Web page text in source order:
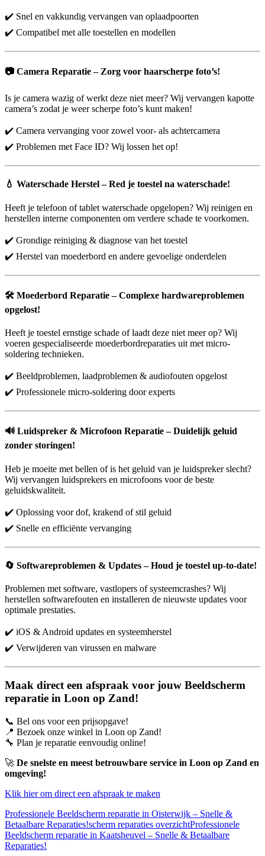
✔️ Snel en vakkundig vervangen van oplaadpoorten
✔️ Compatibel met alle toestellen en modellen
📷 Camera Reparatie – Zorg voor haarscherpe foto’s!
Is je camera wazig of werkt deze niet meer? Wij vervangen kapotte
camera’s zodat je weer scherpe foto’s kunt maken!
✔️ Camera vervanging voor zowel voor- als achtercamera
✔️ Problemen met Face ID? Wij lossen het op!
💧 Waterschade Herstel – Red je toestel na waterschade!
Heeft je telefoon of tablet waterschade opgelopen? Wij reinigen en
herstellen interne componenten om verdere schade te voorkomen.
✔️ Grondige reiniging & diagnose van het toestel
✔️ Herstel van moederbord en andere gevoelige onderdelen
🛠️ Moederbord Reparatie – Complexe hardwareproblemen
opgelost!
Heeft je toestel ernstige schade of laadt deze niet meer op? Wij
voeren gespecialiseerde moederbordreparaties uit met micro-
soldering technieken.
✔️ Beeldproblemen, laadproblemen & audiofouten opgelost
✔️ Professionele micro-soldering door experts
🔊 Luidspreker & Microfoon Reparatie – Duidelijk geluid
zonder storingen!
Heb je moeite met bellen of is het geluid van je luidspreker slecht?
Wij vervangen luidsprekers en microfoons voor de beste
geluidskwaliteit.
✔️ Oplossing voor dof, krakend of stil geluid
✔️ Snelle en efficiënte vervanging
🔄 Softwareproblemen & Updates – Houd je toestel up-to-date!
Problemen met software, vastlopers of systeemcrashes? Wij
herstellen softwarefouten en installeren de nieuwste updates voor
optimale prestaties.
✔️ iOS & Android updates en systeemherstel
✔️ Verwijderen van virussen en malware
Maak direct een afspraak voor jouw Beeldscherm
reparatie in Loon op Zand!
📞 Bel ons voor een prijsopgave!
📍 Bezoek onze winkel in Loon op Zand!
🔧 Plan je reparatie eenvoudig online!
🚀 De snelste en meest betrouwbare service in Loon op Zand en
omgeving!
Klik hier om direct een afspraak te maken
Professionele Beeldscherm reparatie in Oisterwijk – Snelle &
Betaalbare Reparaties!scherm reparaties overzichtProfessionele
Beeldscherm reparatie in Kaatsheuvel – Snelle & Betaalbare
Reparaties!